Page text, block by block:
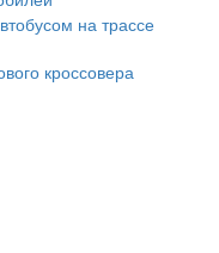
на трассе
кроссовера